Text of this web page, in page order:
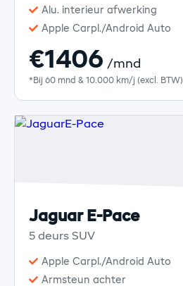
Alu. interieur afwerking
Apple Carpl./Android Auto
€1406 /mnd
*Bij 60 mnd & 10.000 km/j (excl. BTW)
Jaguar E-Pace
5 deurs SUV
Apple Carpl./Android Auto
Armsteun achter